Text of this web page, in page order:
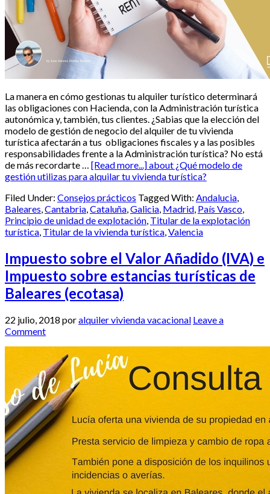
La manera en cómo gestionas tu alquiler turístico determinará
las obligaciones con Hacienda, con la Administración turística
autonómica y, también, tus clientes. ¿Sabias que la elección del
modelo de gestión de negocio del alquiler de tu vivienda
turística afectarán a tus obligaciones fiscales y a las posibles
responsabilidades frente a la Administración turística? No está
de más recordarte … [Read more...]about ¿Qué modelo de
gestión utilizas para alquilar tu vivienda turística?
Filed Under: Consejos prácticos Tagged With: Andalucia,
Baleares,Cantabria,Cataluña,Galicia, Madrid, País Vasco,
Principio de unidad de explotación, Titular de la explotación
turística, Titular de la vivienda turística,Valencia
Impuesto sobre el Valor Añadido (IVA) e
Impuesto sobre estancias turísticas de
Baleares (ecotasa)
22 julio, 2018 poralquiler vivienda vacacional Leave a
Comment